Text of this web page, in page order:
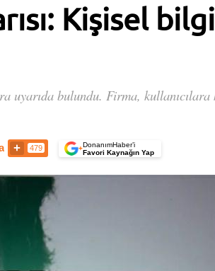
Kişisel bilgi
uyarıda bulundu. Firma,
479 +DonanımHaber’i
Favori Kaynağın Yap